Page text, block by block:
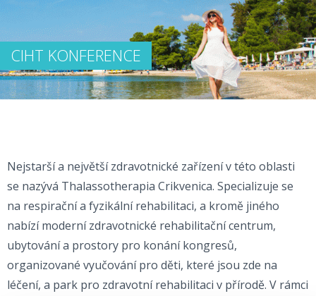
CIHT KONFERENCE
Nejstarší a největší zdravotnické zařízení v této oblasti
se nazývá Thalassotherapia Crikvenica. Specializuje se
na respirační a fyzikální rehabilitaci, a kromě jiného
nabízí moderní zdravotnické rehabilitační centrum,
ubytování a prostory pro konání kongresů,
organizované vyučování pro děti, které jsou zde na
léčení, a park pro zdravotní rehabilitaci v přírodě. V rámci